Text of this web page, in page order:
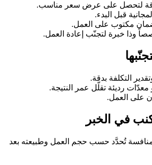
لتحصل على عرض سعر مناسب.
قبل البدء.
مكتوب على العمل.
وذا خبرة لتجنّب إعادة العمل.
التكلفة بدقة.
معدّات رديئة تقلّل عمر النتيجة.
على العمل.
في الخبر
تُحدَّد حسب حجم العمل وطبيعته بعد